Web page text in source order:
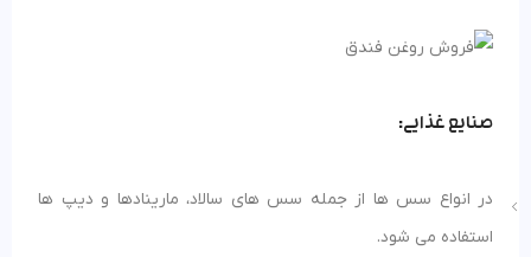
صنایع غذایی:
در انواع سس ها از جمله سس های سالاد، مارینادها و دیپ ها
استفاده می شود.